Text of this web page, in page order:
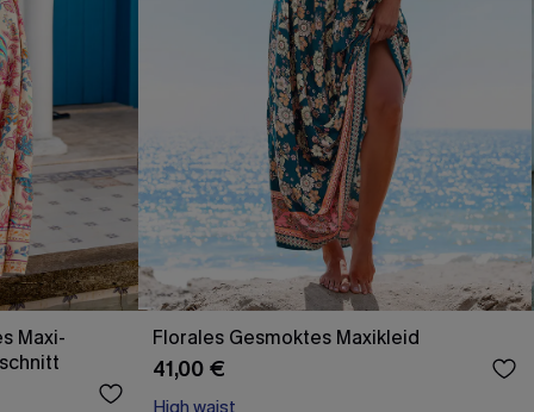
Maxi-
Florales Gesmoktes Maxikleid
41,00 €
High waist